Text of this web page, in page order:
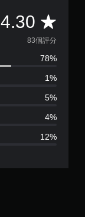
4.30 平
均
評
分
4
3
83個評分
78%
1%
5%
4%
12%